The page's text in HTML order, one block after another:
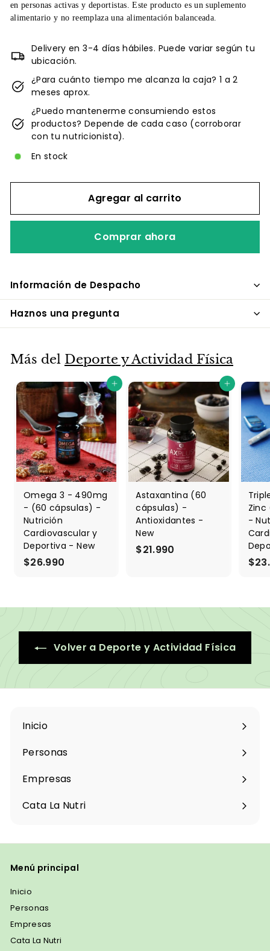
en personas activas y deportistas. Este producto es un suplemento
alimentario y no reemplaza una alimentación balanceada.
Delivery en 3-4 días hábiles. Puede variar según tu
ubicación.
¿Para cuánto tiempo me alcanza la caja? 1 a 2
meses aprox.
¿Puedo mantenerme consumiendo estos
productos? Depende de cada caso (corroborar
con tu nutricionista).
En stock
Agregar al carrito
Comprar ahora
Información de Despacho
Haznos una pregunta
Más del Deporte y Actividad Física
Agregar al carrito
Omega 3 - 490mg
- (60 cápsulas) -
Nutrición
Cardiovascular y
Deportiva - New
$26.990
.
9
0
Agregar al carrito
Astaxantina (60
cápsulas) -
Antioxidantes -
New
$21.990
9
Zinc
-
Volver a Deporte y Actividad Física
Inicio
Personas
Expandir
menú
Empresas
Cata La Nutri
Menú principal
Inicio
Personas
Empresas
Cata La Nutri